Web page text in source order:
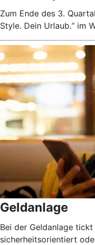
Zum Ende des 3.
Style. Dein Urlaub.“ im
Geldanlage
Bei der Geldanlage
sicherheitsorientiert